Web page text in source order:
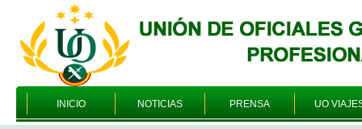
INICIO NOTICIAS PRENSA UO